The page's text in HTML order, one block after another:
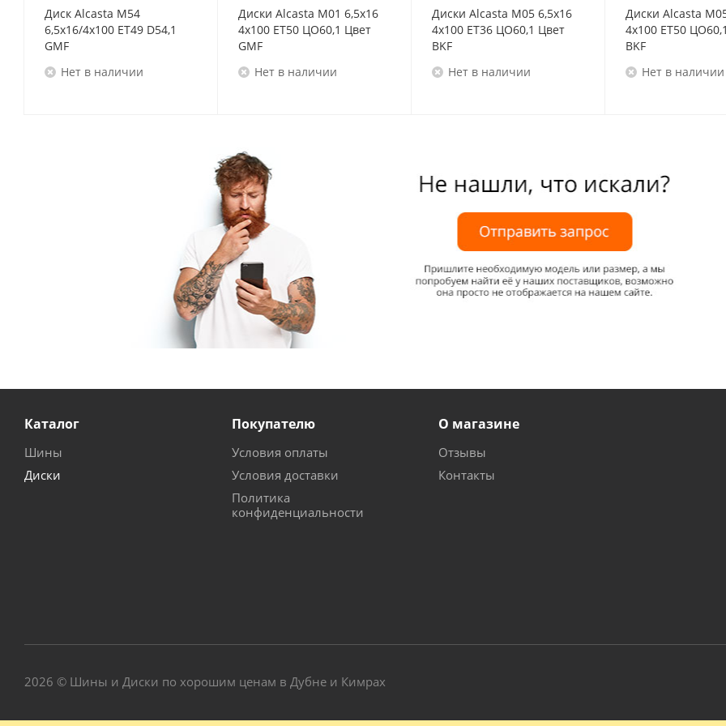
Диск Alcasta M54
6,5x16/4x100 ET49 D54,1
GMF
Нет в наличии
Диски Alcasta M01 6,5x16
4x100 ET50 ЦО60,1 Цвет
GMF
Нет в наличии
Диски Alcasta M05 6,5x16
4x100 ET36 ЦО60,1 Цвет
BKF
Нет в наличии
Диски Alcasta
4x100 ET50
BKF
Нет в наличии
Каталог
Шины
Диски
Покупателю
Условия оплаты
Условия доставки
Политика
конфиденциальности
О магазине
Отзывы
Контакты
2026 © Шины и Диски по хорошим ценам в Дубне и Кимрах